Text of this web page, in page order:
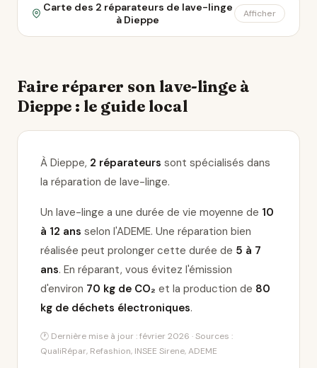
Carte des 2 réparateurs de lave-linge
à Dieppe
Afficher
Faire réparer son lave-linge à
Dieppe : le guide local
À Dieppe, 2 réparateurs sont spécialisés dans
la réparation de lave-linge.
Un lave-linge a une durée de vie moyenne de 10
à 12 ans selon l'ADEME. Une réparation bien
réalisée peut prolonger cette durée de 5 à 7
ans. En réparant, vous évitez l'émission
d'environ 70 kg de CO₂ et la production de 80
kg de déchets électroniques.
🕐 Dernière mise à jour : février 2026 · Sources :
QualiRépar, Refashion, INSEE Sirene, ADEME